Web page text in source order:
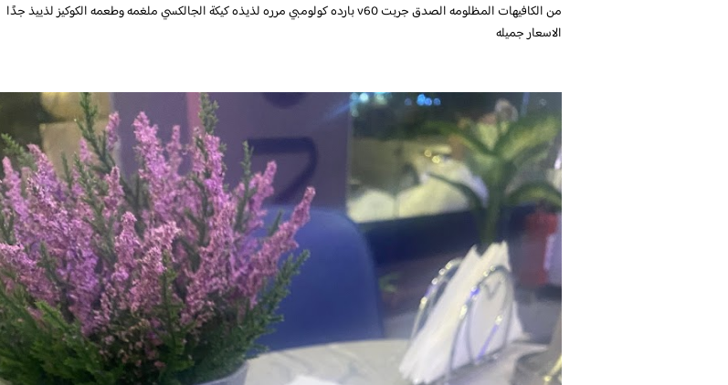
من الكافيهات المظلومه الصدق جربت v60 بارده كولومبي مرره لذيذه كيكة الجالكسي ملغمه وطعمه الكوكيز لذييذ جدًا
الاسعار جميله